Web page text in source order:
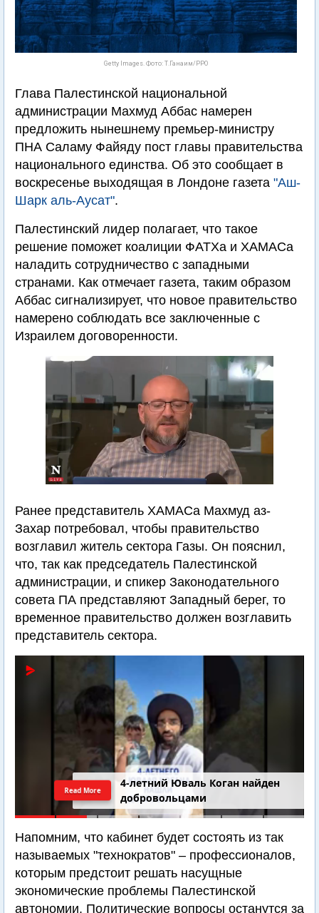
Getty Images. Фото: Т.Ганаим/PPO
Глава Палестинской национальной
администрации Махмуд Аббас намерен
предложить нынешнему премьер-министру
ПНА Саламу Файяду пост главы правительства
национального единства. Об это сообщает в
воскресенье выходящая в Лондоне газета "Аш-
Шарк аль-Аусат".
Палестинский лидер полагает, что такое
решение поможет коалиции ФАТХа и ХАМАСа
наладить сотрудничество с западными
странами. Как отмечает газета, таким образом
Аббас сигнализирует, что новое правительство
намерено соблюдать все заключенные с
Израилем договоренности.
Ранее представитель ХАМАСа Махмуд аз-
Захар потребовал, чтобы правительство
возглавил житель сектора Газы. Он пояснил,
что, так как председатель Палестинской
администрации, и спикер Законодательного
совета ПА представляют Западный берег, то
временное правительство должен возглавить
представитель сектора.
4-летний Юваль Коган найден
добровольцами
Read More
Напомним, что кабинет будет состоять из так
называемых "технократов" – профессионалов,
которым предстоит решать насущные
экономические проблемы Палестинской
автономии. Политические вопросы останутся за